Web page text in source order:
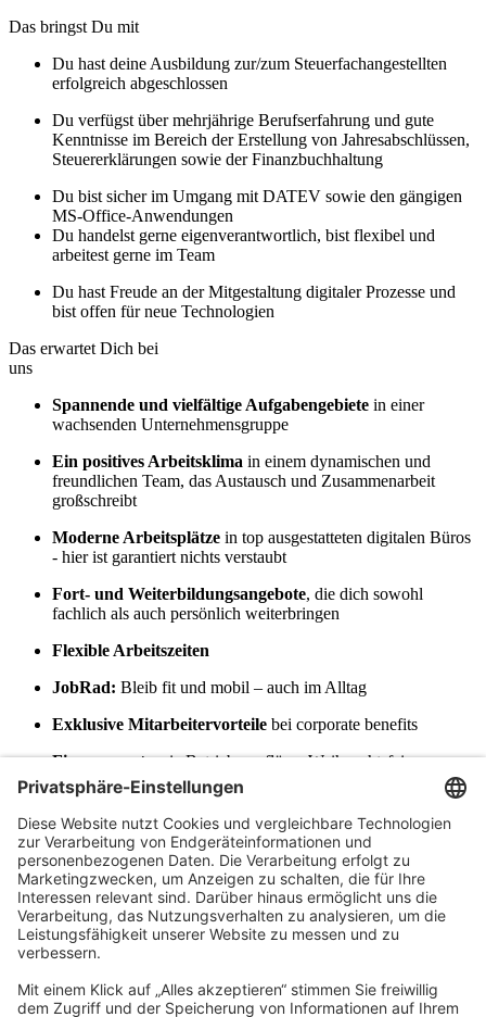
Das bringst Du mit
Du hast deine Ausbildung zur/zum Steuerfachangestellten
erfolgreich abgeschlossen
Du verfügst über mehrjährige Berufserfahrung und gute
Kenntnisse im Bereich der Erstellung von Jahresabschlüssen,
Steuererklärungen sowie der Finanzbuchhaltung
Du bist sicher im Umgang mit DATEV sowie den gängigen
MS-Office-Anwendungen
Du handelst gerne eigenverantwortlich, bist flexibel und
arbeitest gerne im Team
Du hast Freude an der Mitgestaltung digitaler Prozesse und
bist offen für neue Technologien
Das erwartet Dich bei
uns
Spannende und vielfältige Aufgabengebiete in einer
wachsenden Unternehmensgruppe
Ein positives Arbeitsklima in einem dynamischen und
freundlichen Team, das Austausch und Zusammenarbeit
großschreibt
Moderne Arbeitsplätze in top ausgestatteten digitalen Büros
- hier ist garantiert nichts verstaubt
Fort- und Weiterbildungsangebote, die dich sowohl
fachlich als auch persönlich weiterbringen
Flexible Arbeitszeiten
JobRad: Bleib fit und mobil – auch im Alltag
Exklusive Mitarbeitervorteile bei corporate benefits
Firmeneventswie Betriebsausflüge, Weihnachtsfeiern,
Teamevents bis hin zu Sportveranstaltungen
Zusatzleistungen: Eine betriebliche Altersvorsorge über
unser internes Versorgungswerk und eine
Krankenzusatzversicherung
Vielfältige Netzwerke:Profitiere von unserem
unternehmensübergreifenden Austausch und wachse mit uns
Werde Teil des
Du möchtest in einer innovativen, digitalisierten Gruppe für